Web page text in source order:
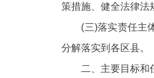
策措施、健全法律法
(三)落实责任主体
分解落实到各区县。
二、主要目标和